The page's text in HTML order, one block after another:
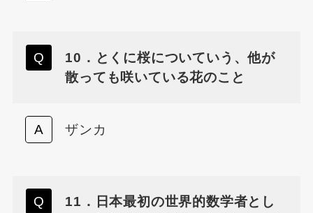
10．とくに桜についていう、他が
散っても咲いている花のこと
ザンカ
11．日本最初の世界的数学者とし